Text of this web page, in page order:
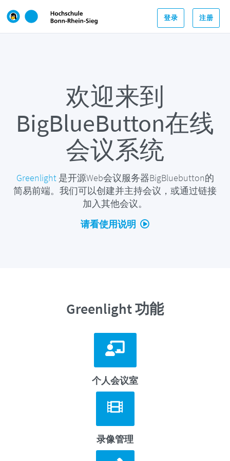
登录 注册
欢迎来到
BigBlueButton在线
会议系统
Greenlight是开源Web会议服务器BigBluebutton的
简易前端。我们可以创建并主持会议，或通过链接
加入其他会议。
请看使用说明
Greenlight 功能
个人会议室
录像管理